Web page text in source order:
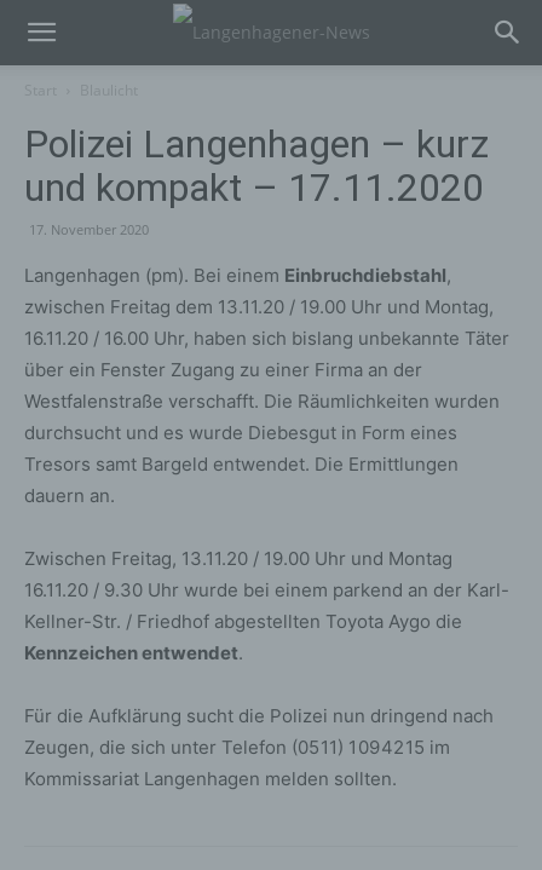
Polizei Langenhagen – kurz
und kompakt – 17.11.2020
17. November 2020
Langenhagen (pm). Bei einem Einbruchdiebstahl,
zwischen Freitag dem 13.11.20 / 19.00 Uhr und Montag,
16.11.20 / 16.00 Uhr, haben sich bislang unbekannte Täter
über ein Fenster Zugang zu einer Firma an der
Westfalenstraße verschafft. Die Räumlichkeiten wurden
durchsucht und es wurde Diebesgut in Form eines
Tresors samt Bargeld entwendet. Die Ermittlungen
dauern an.
Zwischen Freitag, 13.11.20 / 19.00 Uhr und Montag
16.11.20 / 9.30 Uhr wurde bei einem parkend an der Karl-
Kellner-Str. / Friedhof abgestellten Toyota Aygo die
Kennzeichen entwendet.
Für die Aufklärung sucht die Polizei nun dringend nach
Zeugen, die sich unter Telefon (05 11) 1 09 42 15 im
Kommissariat Langenhagen melden sollten.